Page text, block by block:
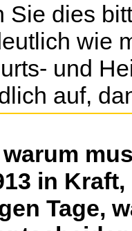
Sie dies
wie
und
auf,
warum
in
Tage,